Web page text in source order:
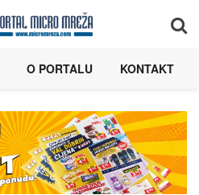
O PORTALU KONTAKT